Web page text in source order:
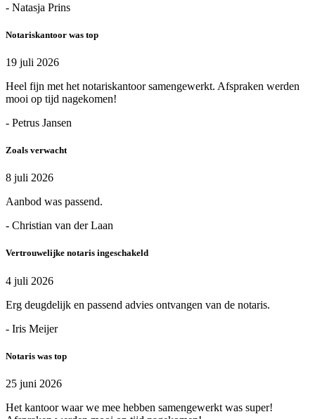
- Natasja Prins
Notariskantoor was top
19 juli 2026
Heel fijn met het notariskantoor samengewerkt. Afspraken werden
mooi op tijd nagekomen!
- Petrus Jansen
Zoals verwacht
8 juli 2026
Aanbod was passend.
- Christian van der Laan
Vertrouwelijke notaris ingeschakeld
4 juli 2026
Erg deugdelijk en passend advies ontvangen van de notaris.
- Iris Meijer
Notaris was top
25 juni 2026
Het kantoor waar we mee hebben samengewerkt was super!